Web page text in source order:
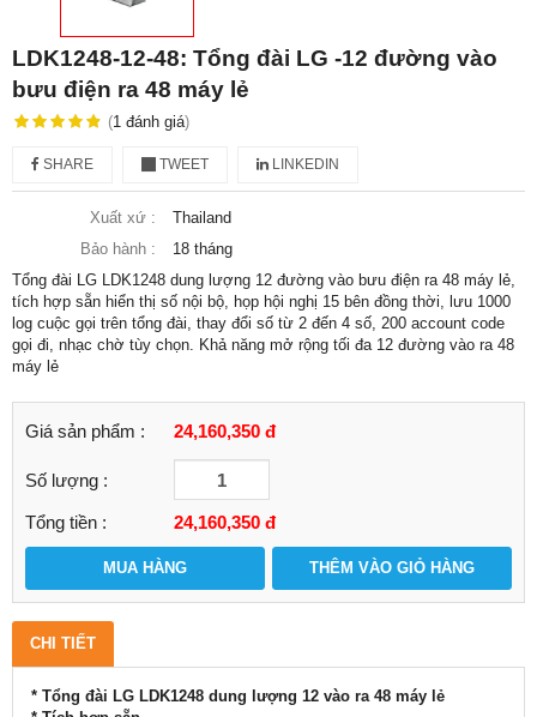
LDK1248-12-48: Tổng đài LG -12 đường vào
bưu điện ra 48 máy lẻ
(1 đánh giá)
SHARE TWEET LINKEDIN
Xuất xứ :
Thailand
Bảo hành :
18 tháng
Tổng đài LG LDK1248 dung lượng 12 đường vào bưu điện ra 48 máy lẻ,
tích hợp sẵn hiển thị số nội bộ, họp hội nghị 15 bên đồng thời, lưu 1000
log cuộc gọi trên tổng đài, thay đổi số từ 2 đến 4 số, 200 account code
gọi đi, nhạc chờ tùy chọn. Khả năng mở rộng tối đa 12 đường vào ra 48
máy lẻ
Giá sản phẩm : 24,160,350 đ
Số lượng :
Tổng tiền : 24,160,350 đ
MUA HÀNG THÊM VÀO GIỎ HÀNG
CHI TIẾT
* Tổng đài LG LDK1248 dung lượng 12 vào ra 48 máy lẻ